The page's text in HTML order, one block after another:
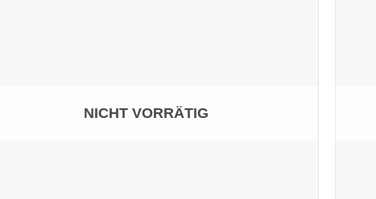
NICHT VORRÄTIG